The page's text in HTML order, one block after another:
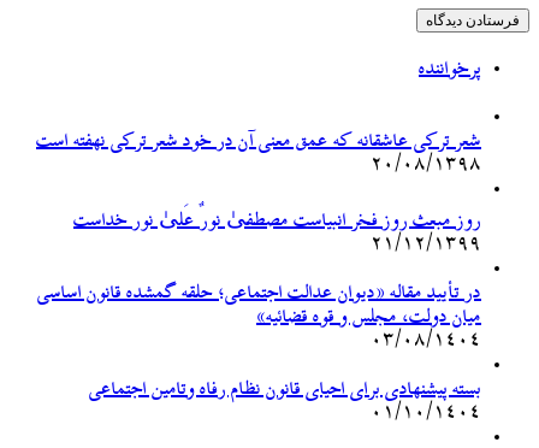
پرخواننده
شعر ترکی عاشقانه که عمق معنی آن در خود شعر ترکی نهفته است
۲۰/۰۸/۱۳۹۸
روز مبعث روز فخر انبیاست مصطفیٰ نورٌ عَلیٰ نور خداست
۲۱/۱۲/۱۳۹۹
در تأیید مقاله «دیوان عدالت اجتماعی؛ حلقه گمشده قانون اساسی
میان دولت، مجلس و قوه قضائیه»
۰۳/۰۸/۱۴۰۴
بسته پیشنهادی برای احیای قانون نظام رفاه وتامین اجتماعی
۰۱/۱۰/۱۴۰۴